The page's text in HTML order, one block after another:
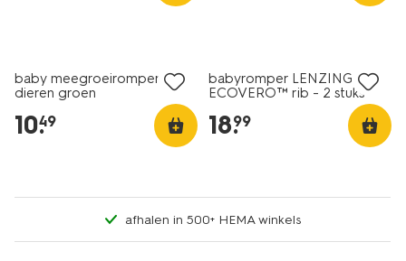
baby meegroeiromper rib
dieren groen
10.
49
babyromper LENZING™
ECOVERO™ rib - 2 stuks
18.
99
afhalen in 500+ HEMA winkels